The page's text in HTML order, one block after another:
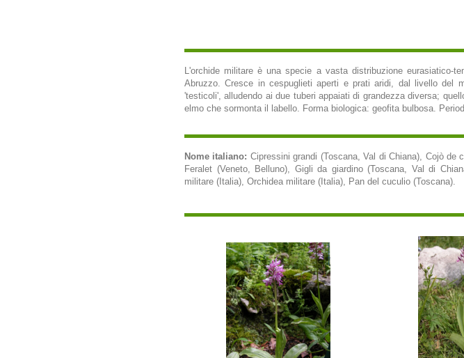
L'orchide militare è una specie a vasta distribuzione eurasiatico-
Abruzzo. Cresce in cespuglieti aperti e prati aridi, dal livello del
'testicoli', alludendo ai due tuberi appaiati di grandezza diversa;
elmo che sormonta il labello. Forma biologica: geofita bulbosa.
Nome italiano: Cipressini grandi (Toscana, Val di Chiana), Cojò de
Feralet (Veneto, Belluno), Gigli da giardino (Toscana, Val di
militare (Italia), Orchidea militare (Italia), Pan del cuculio (Toscana).